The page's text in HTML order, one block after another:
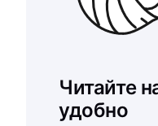
Читайте
удобно